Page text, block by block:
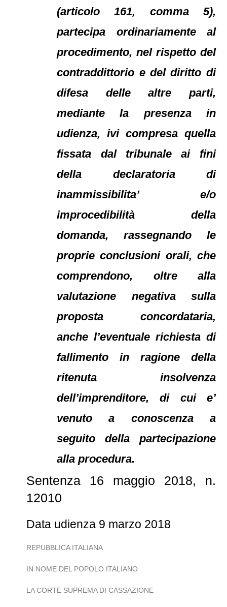
(articolo 161, comma 5),
partecipa ordinariamente al
procedimento, nel rispetto del
contraddittorio e del diritto di
difesa delle altre parti,
mediante la presenza in
udienza, ivi compresa quella
fissata dal tribunale ai fini
della declaratoria di
inammissibilita’ e/o
improcedibilità della
domanda, rassegnando le
proprie conclusioni orali, che
comprendono, oltre alla
valutazione negativa sulla
proposta concordataria,
anche l’eventuale richiesta di
fallimento in ragione della
ritenuta insolvenza
dell’imprenditore, di cui e’
venuto a conoscenza a
seguito della partecipazione
alla procedura.
Sentenza 16 maggio 2018, n.
12010
Data udienza 9 marzo 2018
REPUBBLICA ITALIANA
IN NOME DEL POPOLO ITALIANO
LA CORTE SUPREMA DI CASSAZIONE